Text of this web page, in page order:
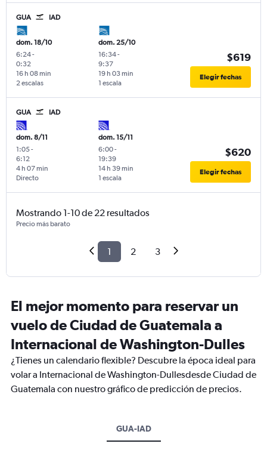
GUA IAD
dom. 18/10
6:24-
0:32
2 escalas
16 h 08 min
dom. 25/10
16:34-
9:37
1 escala
19 h 03 min
$619
Elegir fechas
GUA IAD
dom. 8/11
1:05-
6:12
Directo
4 h 07 min
dom. 15/11
6:00-
19:39
1 escala
14 h 39 min
$620
Elegir fechas
Mostrando 1-10 de 22 resultados
Precio más barato
1 2 3
El mejor momento para reservar un
vuelo de Ciudad de Guatemala a
Internacional de Washington-Dulles
¿Tienes un calendario flexible? Descubre la época ideal para
volar a Internacional de Washington-Dullesdesde Ciudad de
Guatemala con nuestro gráfico de predicción de precios.
GUA-IAD